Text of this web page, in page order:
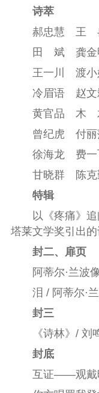
诗萃
郝忠慧 王
田 斌 龚金
王一川 渡小
冷眉语 赵文
黄官品 木
曾纪虎 付丽
徐海龙 费一
甘晓群 陈克
特辑
以 《疼痛》
塔莱文学奖引出
封二、扉页
阿蒂尔·兰波
泪 / 阿蒂尔·兰
封三
《诗林》 / 刘
封底
互证——观戴